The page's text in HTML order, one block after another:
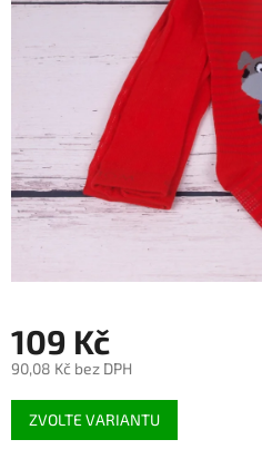
109 Kč
90,08 Kč bez DPH
Měrná
cena:
ZVOLTE VARIANTU